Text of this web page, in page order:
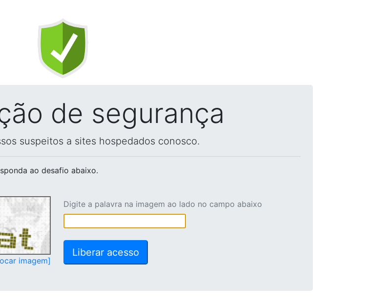
de segurança
suspeitos a sites hospedados conosco.
ao desafio abaixo.
imagem]
Digite a palavra na imagem ao lado no campo abaixo